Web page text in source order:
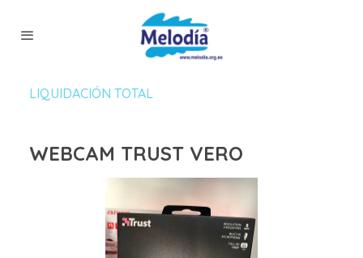
LIQUIDACIÓN TOTAL
WEBCAM TRUST VERO